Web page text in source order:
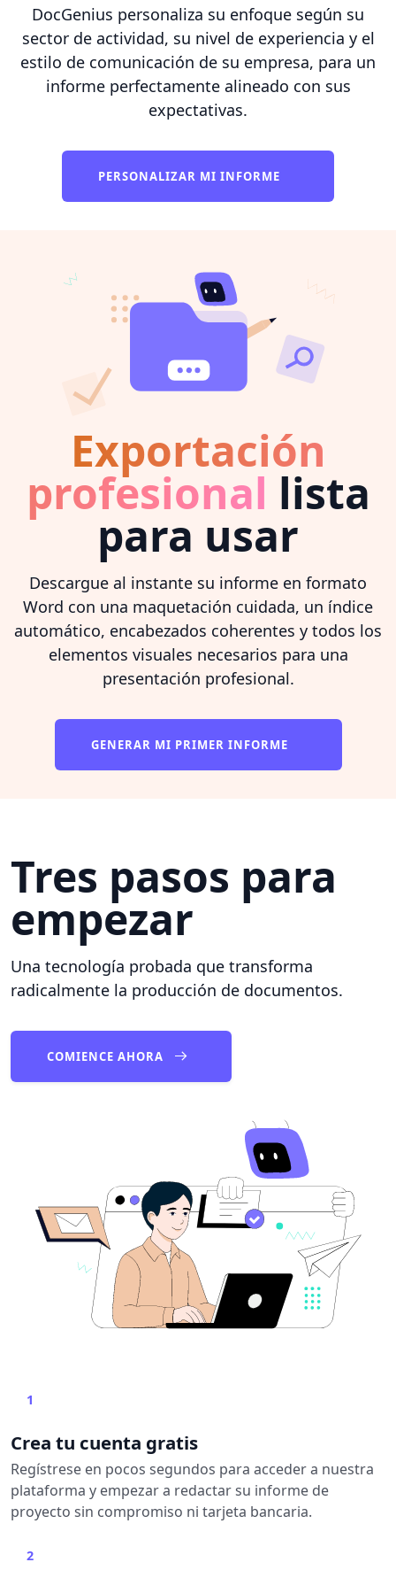
DocGenius personaliza su enfoque según su
sector de actividad, su nivel de experiencia y el
estilo de comunicación de su empresa, para un
informe perfectamente alineado con sus
expectativas.
PERSONALIZAR MI INFORME
Exportación
profesional lista
para usar
Descargue al instante su informe en formato
Word con una maquetación cuidada, un índice
automático, encabezados coherentes y todos los
elementos visuales necesarios para una
presentación profesional.
GENERAR MI PRIMER INFORME
Tres pasos para
empezar
Una tecnología probada que transforma
radicalmente la producción de documentos.
COMIENCE AHORA
1
Crea tu cuenta gratis
Regístrese en pocos segundos para acceder a nuestra
plataforma y empezar a redactar su informe de
proyecto sin compromiso ni tarjeta bancaria.
2